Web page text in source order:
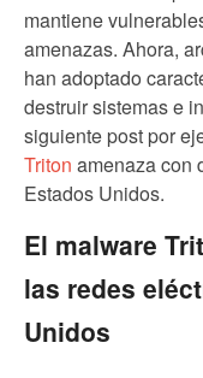
mantiene
amenazas. Ahora,
han adoptado
destruir sistemas e
siguiente post por
Triton amenaza con
Estados Unidos.
El malware
las redes
Unidos